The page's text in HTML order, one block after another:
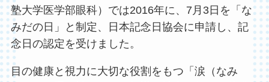
塾大学医学部眼科）では2016年に、7月3日を「な
みだの日」と制定、日本記念日協会に申請し、記
念日の認定を受けました。
目の健康と視力に大切な役割をもつ「涙（なみ